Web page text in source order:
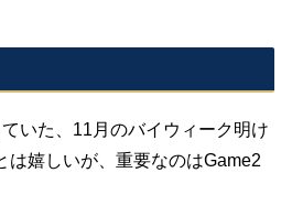
いた、11月のバイウィーク明け
は嬉しいが、重要なのはGame2